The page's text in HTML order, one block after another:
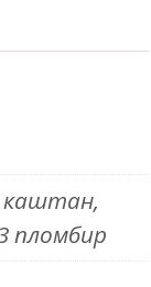
каштан,
пломбир